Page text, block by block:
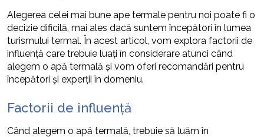
Alegerea celei mai bune ape termale pentru noi poate fi o
decizie dificilă, mai ales dacă suntem începători în lumea
turismului termal. În acest articol, vom explora factorii de
influență care trebuie luați în considerare atunci când
alegem o apă termală și vom oferi recomandări pentru
începători și experții în domeniu.
Factorii de influență
Când alegem o apă termală, trebuie să luăm în